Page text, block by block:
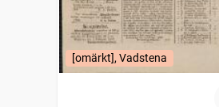
[omärkt], Vadstena